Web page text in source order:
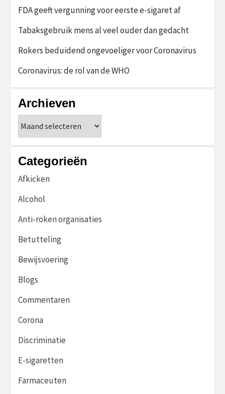
FDA geeft vergunning voor eerste e-sigaret af
Tabaksgebruik mens al veel ouder dan gedacht
Rokers beduidend ongevoeliger voor Coronavirus
Coronavirus: de rol van de WHO
Archieven
Categorieën
Afkicken
Alcohol
Anti-roken organisaties
Betutteling
Bewijsvoering
Blogs
Commentaren
Corona
Discriminatie
E-sigaretten
Farmaceuten